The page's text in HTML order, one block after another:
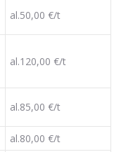
al.50,00 €/t
al.120,00 €/t
al.85,00 €/t
al.80,00 €/t